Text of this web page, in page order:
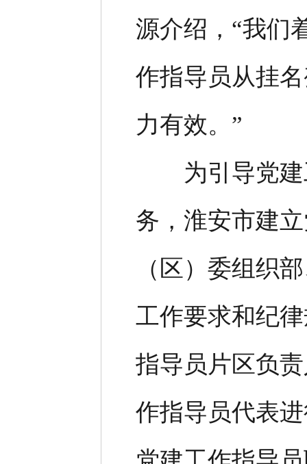
源介绍，“我们
作指导员从挂
力有效。”
为引导党建
务，淮安市建
（区）委组织
工作要求和纪
指导员片区负
作指导员代表